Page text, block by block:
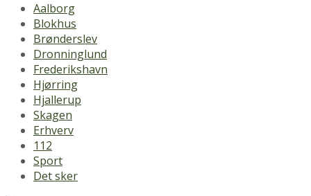
Aalborg
Blokhus
Brønderslev
Dronninglund
Frederikshavn
Hjørring
Hjallerup
Skagen
Erhverv
112
Sport
Det sker